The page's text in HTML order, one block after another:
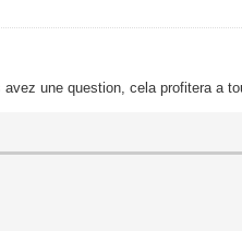
une question, cela profitera a